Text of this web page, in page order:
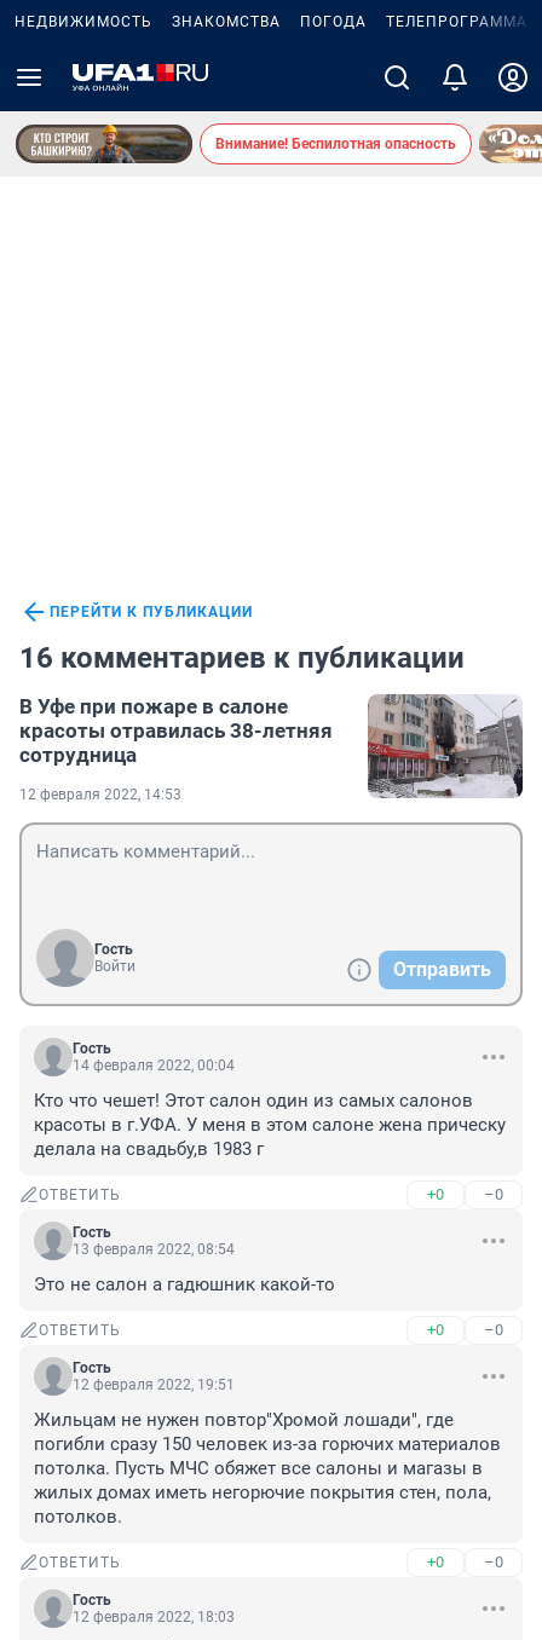
НЕДВИЖИМОСТЬ ЗНАКОМСТВА ПОГОДА ТЕЛЕПРОГРАММА
Внимание! Беспилотная опасность
ПЕРЕЙТИ К ПУБЛИКАЦИИ
16 комментариев к публикации
В Уфе при пожаре в салоне
красоты отравилась 38-летняя
сотрудница
12 февраля 2022, 14:53
Гость
Войти
Отправить
Гость
14 февраля 2022, 00:04
Кто что чешет! Этот салон один из самых салонов
красоты в г.УФА. У меня в этом салоне жена прическу
делала на свадьбу,в 1983 г
ОТВЕТИТЬ +0 –0
Гость
13 февраля 2022, 08:54
Это не салон а гадюшник какой-то
ОТВЕТИТЬ +0 –0
Гость
12 февраля 2022, 19:51
Жильцам не нужен повтор"Хромой лошади", где
погибли сразу 150 человек из-за горючих материалов
потолка. Пусть МЧС обяжет все салоны и магазы в
жилых домах иметь негорючие покрытия стен, пола,
потолков.
ОТВЕТИТЬ +0 –0
Гость
12 февраля 2022, 18:03